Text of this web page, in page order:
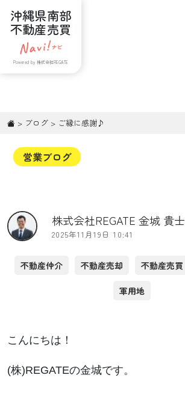
沖縄県南部
不動産売買
Powered by 株式会社REGATE
> ブログ > ご縁に感謝♪
営業ブログ
株式会社REGATE 金城 貴士
2025年11月19日 10:41
不動産仲介 不動産売却 不動産売買
軍用地
こんにちは！
(株)REGATEの金城です。